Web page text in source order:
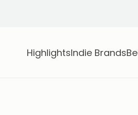
HighlightsIndie Brands